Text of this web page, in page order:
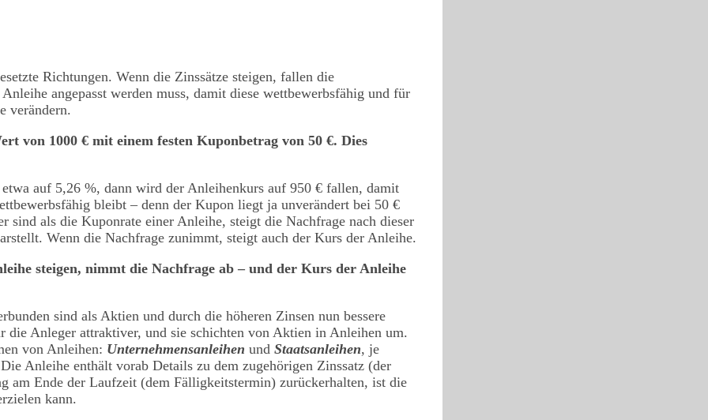
Richtungen. Wenn die Zinssätze steigen, fallen die
angepasst werden muss, damit diese wettbewerbsfähig und für
verändern.
von 1000 € mit einem festen Kuponbetrag von 50 €. Dies
auf 5,26 %, dann wird der Anleihenkurs auf 950 € fallen, damit
bleibt – denn der Kupon liegt ja unverändert bei 50 €
als die Kuponrate einer Anleihe, steigt die Nachfrage nach dieser
Wenn die Nachfrage zunimmt, steigt auch der Kurs der Anleihe.
steigen, nimmt die Nachfrage ab – und der Kurs der Anleihe
sind als Aktien und durch die höheren Zinsen nun bessere
Anleger attraktiver, und sie schichten von Aktien in Anleihen um.
von Anleihen: Unternehmensanleihen und Staatsanleihen, je
Anleihe enthält vorab Details zu dem zugehörigen Zinssatz (der
am Ende der Laufzeit (dem Fälligkeitstermin) zurückerhalten, ist die
kann.